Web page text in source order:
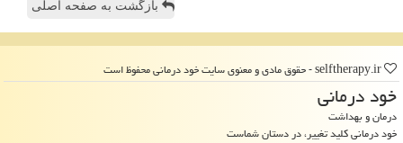
بازگشت به صفحه اصلی
خود درمانی
درمان و بهداشت
خود درمانی کلید تغییر، در دستان شماست